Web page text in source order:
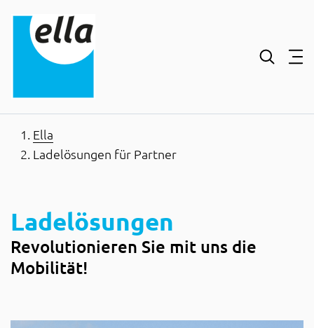
Ella
Ladelösungen für Partner
Ladelösungen
Revolutionieren Sie mit uns die
Mobilität!